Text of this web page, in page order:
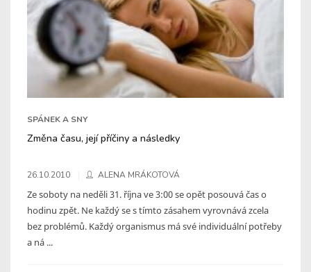
SPÁNEK A SNY
Změna času, její příčiny a následky
26.10.2010 ALENA MRÁKOTOVÁ
Ze soboty na neděli 31. října ve 3:00 se opět posouvá čas o
hodinu zpět. Ne každý se s tímto zásahem vyrovnává zcela
bez problémů. Každý organismus má své individuální potřeby
a ná ...